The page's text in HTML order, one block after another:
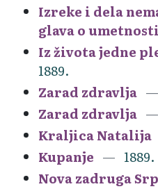
Izreke i dela
glava o umetnosti
Iz života jedne
1889.
Zarad zdravlja
Zarad zdravlja
Kraljica Natalija
Kupanje
1889.
Nova zadruga